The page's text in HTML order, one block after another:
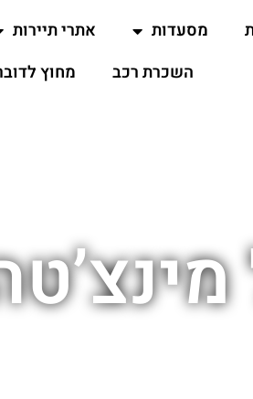
מסעדות אתרי תיירות
השכרת רכב
מחוץ